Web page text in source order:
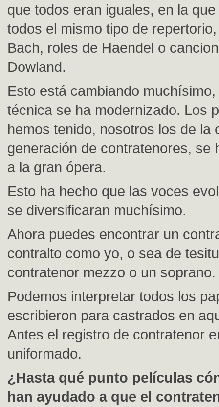
que todos eran iguales, en la
todos el mismo tipo de
Bach, roles de Haendel o
Dowland.
Esto está cambiando
técnica se ha modernizado. Los
hemos tenido, nosotros los de la
generación de contratenores, se
a la gran ópera.
Esto ha hecho que las voces
se diversificaran muchísimo.
Ahora puedes encontrar un
contralto como yo, o sea de
contratenor mezzo o un soprano.
Podemos interpretar todos los
escribieron para castrados en
Antes el registro de contratenor
uniformado.
¿Hasta qué punto películas
han ayudado a que el